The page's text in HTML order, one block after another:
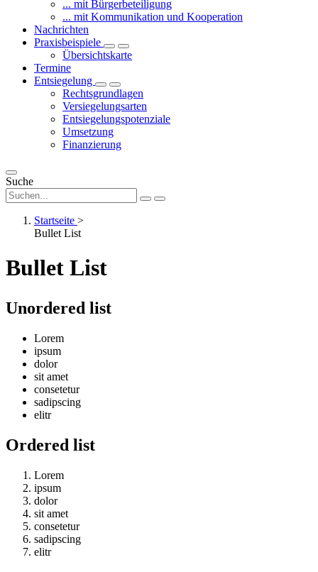
... mit Bürgerbeteiligung
... mit Kommunikation und Kooperation
Nachrichten
Praxisbeispiele
Übersichtskarte
Termine
Entsiegelung
Rechtsgrundlagen
Versiegelungsarten
Entsiegelungspotenziale
Umsetzung
Finanzierung
Suche
Startseite >
Bullet List
Bullet List
Unordered list
Lorem
ipsum
dolor
sit amet
consetetur
sadipscing
elitr
Ordered list
Lorem
ipsum
dolor
sit amet
consetetur
sadipscing
elitr